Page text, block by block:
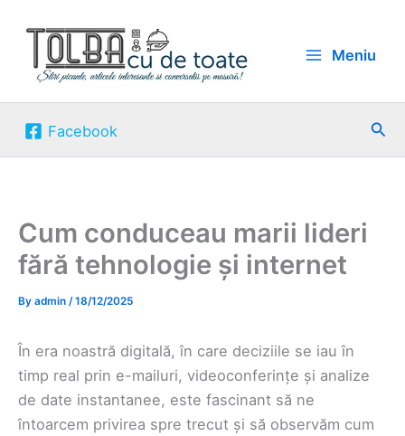
content
Meniu
Facebook
Cum conduceau marii lideri
fără tehnologie și internet
By admin /18/12/2025
În era noastră digitală, în care deciziile se iau în
timp real prin e-mailuri, videoconferințe și analize
de date instantanee, este fascinant să ne
întoarcem privirea spre trecut și să observăm cum